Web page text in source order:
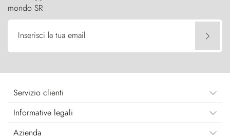
mondo SR
Inserisci la tua email
Servizio clienti
Informative legali
Azienda